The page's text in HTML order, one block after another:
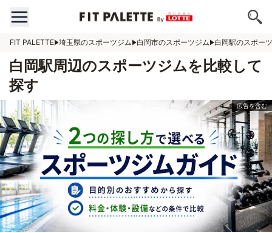
FIT PALETTE 埼玉県のスポーツジム 白岡市のスポーツジム 白岡駅のスポー
白岡駅周辺のスポーツジムを比較して
探す